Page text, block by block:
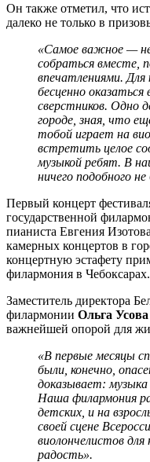
Он также отметил, что
далеко не только в
«Самое важное —
собраться вместе,
впечатлениями.
бесценно
сверстников. Одно
городе, зная, что
тобой играет на
встретить целое
музыкой ребят. В
ничего подобного
Первый концерт
государственной
пианиста Евгения
камерных концертов в
концертную эстафету
филармония в Чебоксарах.
Заместитель директора
филармонии Ольга Усова
важнейшей опорой для
«В первые месяцы
были, конечно,
доказывает:
Наша филармония
детских, и на
своей сцене
виолончелистов для
радость».